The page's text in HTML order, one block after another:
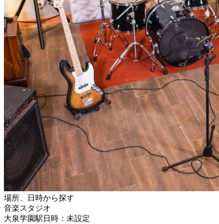
場所、日時から探す
音楽スタジオ
大泉学園駅日時：未設定